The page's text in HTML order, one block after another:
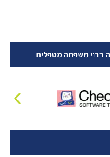
בבני משפחה מטפלים